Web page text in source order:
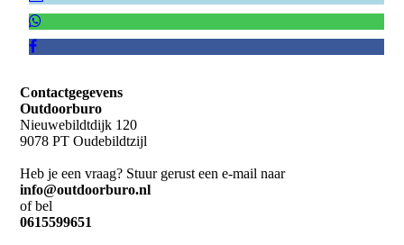
Contactgegevens
Outdoorburo
Nieuwebildtdijk 120
9078 PT Oudebildtzijl
Heb je een vraag? Stuur gerust een e-mail naar
info@outdoorburo.nl
of bel
0615599651